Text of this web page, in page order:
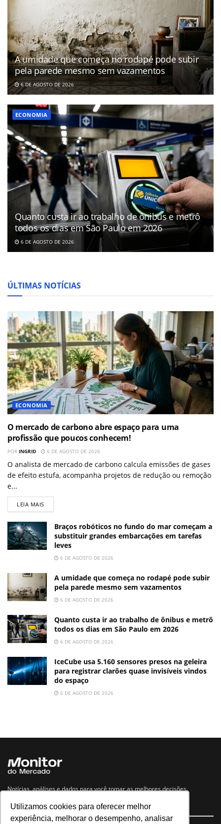
Utilizamos cookies para oferecer melhor
experiência, melhorar o desempenho, analisar
A umidade que começa no rodapé pode subir
pela parede mesmo sem vazamentos
6 DE AGOSTO DE 2026
ECONOMIA
Quanto custa ir ao trabalho de ônibus e metrô
todos os dias em São Paulo em 2026
6 DE AGOSTO DE 2026
ÚLTIMAS NOTÍCIAS
ECONOMIA
O mercado de carbono abre espaço para uma
profissão que poucos conhecem!
POR INGRID 6 DE AGOSTO DE 2026
O analista de mercado de carbono calcula emissões de gases
de efeito estufa, acompanha projetos de redução ou remoção
e...
LEIA MAIS
Braços robóticos no fundo do mar começam a
substituir grandes embarcações em tarefas
leves
6 DE AGOSTO DE 2026
A umidade que começa no rodapé pode subir
pela parede mesmo sem vazamentos
6 DE AGOSTO DE 2026
Quanto custa ir ao trabalho de ônibus e metrô
todos os dias em São Paulo em 2026
6 DE AGOSTO DE 2026
IceCube usa 5.160 sensores presos na geleira
para registrar clarões quase invisíveis vindos
do espaço
6 DE AGOSTO DE 2026
Notícias, análises e dados para você tomar as melhores decisões.
Navegue no site